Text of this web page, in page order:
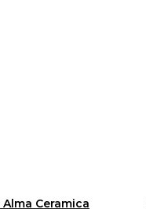
Ceramica